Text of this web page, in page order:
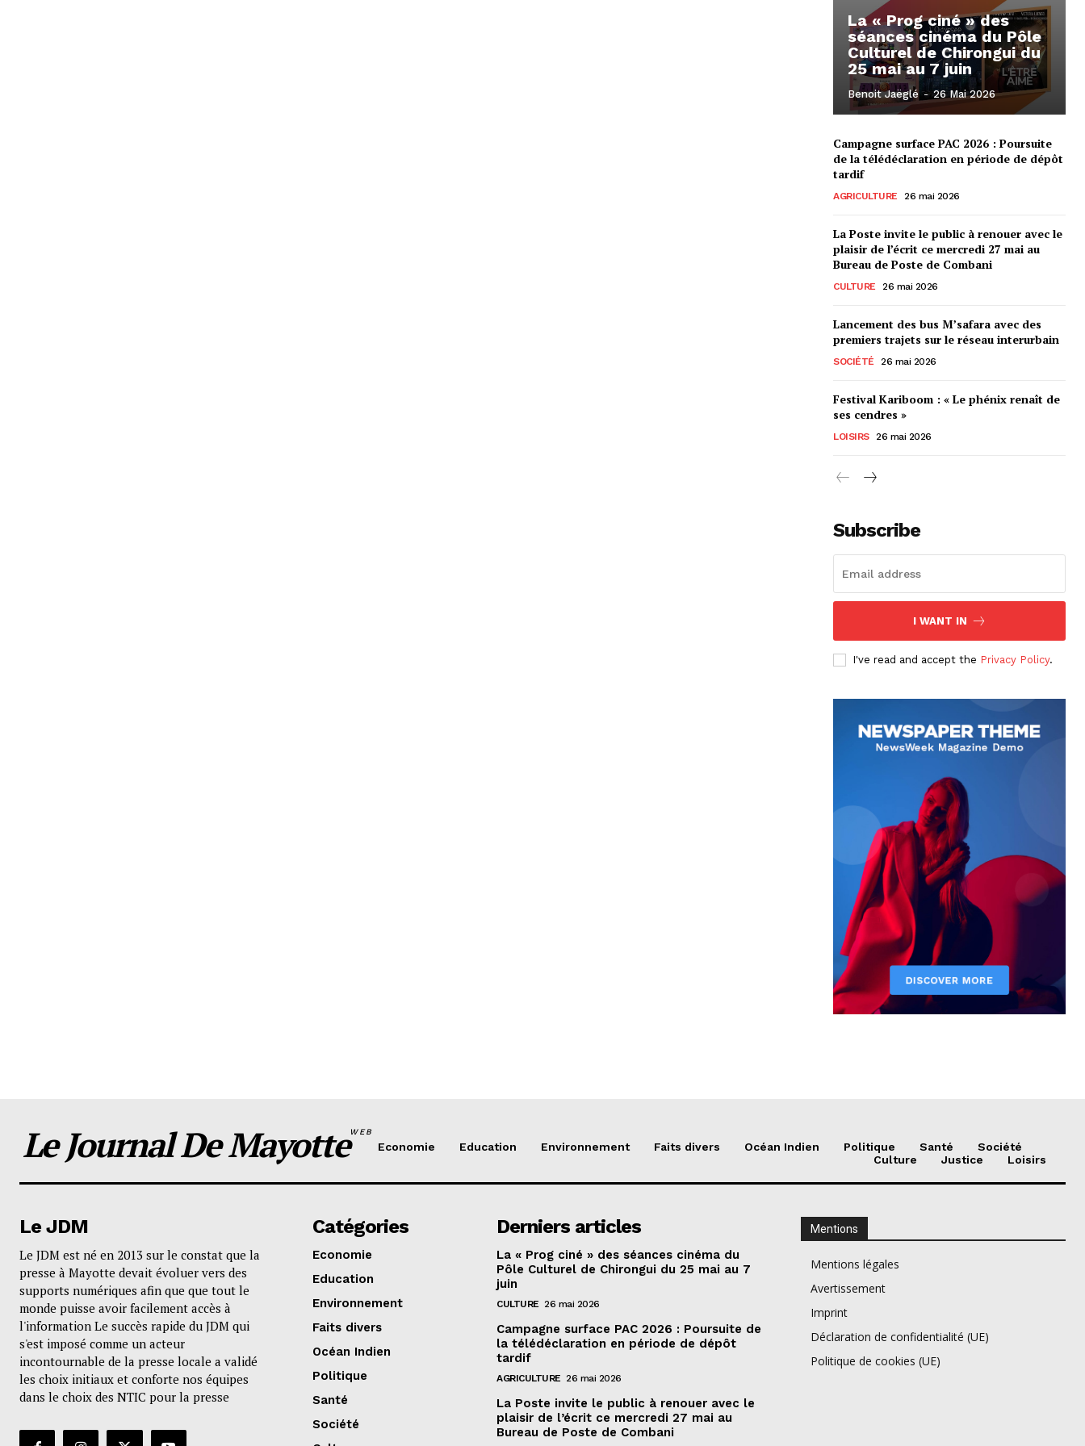
La « Prog ciné » des
séances cinéma du Pôle
Culturel de Chirongui du
25 mai au 7 juin
Benoit Jaëglé - 26 Mai 2026
Campagne surface PAC 2026 : Poursuite
de la télédéclaration en période de dépôt
tardif
AGRICULTURE 26 mai 2026
La Poste invite le public à renouer avec le
plaisir de l’écrit ce mercredi 27 mai au
Bureau de Poste de Combani
CULTURE 26 mai 2026
Lancement des bus M’safara avec des
premiers trajets sur le réseau interurbain
SOCIÉTÉ 26 mai 2026
Festival Kariboom : « Le phénix renaît de
ses cendres »
LOISIRS 26 mai 2026
Subscribe
I WANT IN
I've read and accept the Privacy Policy.
Le Journal De MayotteWEB
Economie Education Environnement Faits divers Océan Indien Politique Santé
Société
Culture
Justice Loisirs
Le JDM
Le JDM est né en 2013 sur le constat que la
presse à Mayotte devait évoluer vers des
supports numériques afin que que tout le
monde puisse avoir facilement accès à
l'information Le succès rapide du JDM qui
s'est imposé comme un acteur
incontournable de la presse locale a validé
les choix initiaux et conforte nos équipes
dans le choix des NTIC pour la presse
Catégories
Economie
Education
Environnement
Faits divers
Océan Indien
Politique
Santé
Société
Derniers articles
La « Prog ciné » des séances cinéma du
Pôle Culturel de Chirongui du 25 mai au 7
juin
CULTURE 26 mai 2026
Campagne surface PAC 2026 : Poursuite de
la télédéclaration en période de dépôt
tardif
AGRICULTURE 26 mai 2026
La Poste invite le public à renouer avec le
plaisir de l’écrit ce mercredi 27 mai au
Bureau de Poste de Combani
Mentions
Mentions légales
Avertissement
Imprint
Déclaration de confidentialité (UE)
Politique de cookies (UE)